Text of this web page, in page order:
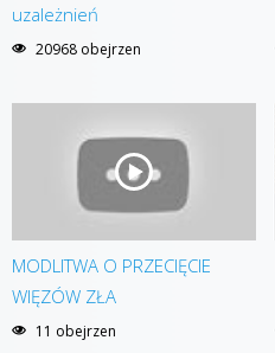
uzależnień
20968 obejrzen
MODLITWA O PRZECIĘCIE
WIĘZÓW ZŁA
11 obejrzen